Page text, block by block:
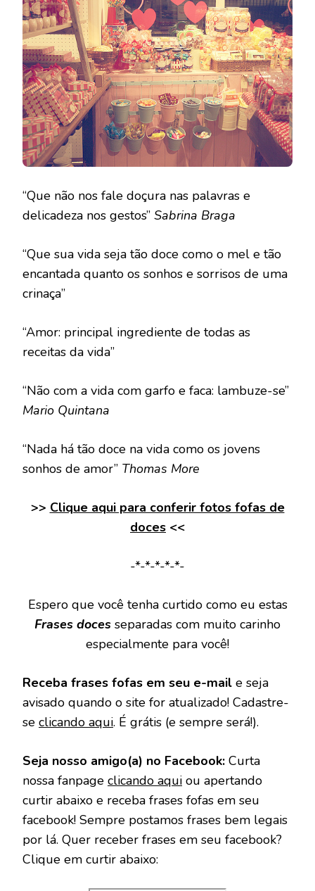
“Que não nos fale doçura nas palavras e
delicadeza nos gestos” Sabrina Braga
“Que sua vida seja tão doce como o mel e tão
encantada quanto os sonhos e sorrisos de uma
crinaça”
“Amor: principal ingrediente de todas as
receitas da vida”
“Não com a vida com garfo e faca: lambuze-se”
Mario Quintana
“Nada há tão doce na vida como os jovens
sonhos de amor” Thomas More
>> Clique aqui para conferir fotos fofas de
doces <<
-*-*-*-*-*-
Espero que você tenha curtido como eu estas
Frases doces separadas com muito carinho
especialmente para você!
Receba frases fofas em seu e-mail e seja
avisado quando o site for atualizado! Cadastre-
se clicando aqui. É grátis (e sempre será!).
Seja nosso amigo(a) no Facebook: Curta
nossa fanpage clicando aqui ou apertando
curtir abaixo e receba frases fofas em seu
facebook! Sempre postamos frases bem legais
por lá. Quer receber frases em seu facebook?
Clique em curtir abaixo: